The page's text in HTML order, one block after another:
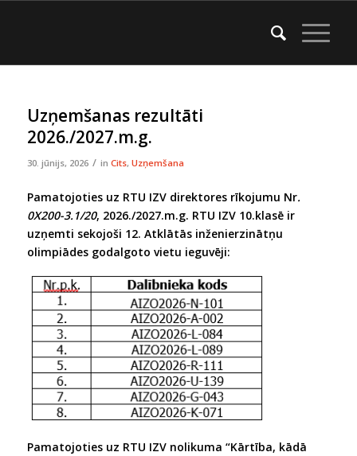
Uzņemšanas rezultāti
2026./2027.m.g.
30. jūnijs, 2026 / in Cits, Uzņemšana
Pamatojoties uz RTU IZV direktores rīkojumu Nr.
0X200-3.1/20, 2026./2027.m.g. RTU IZV 10.klasē ir
uzņemti sekojoši 12. Atklātās inženierzinātņu
olimpiādes godalgoto vietu ieguvēji:
Pamatojoties uz RTU IZV nolikuma “Kārtība, kādā